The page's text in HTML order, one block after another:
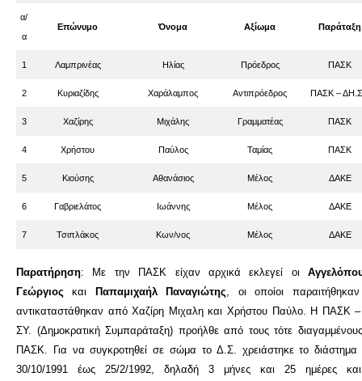
α/
α
Επώνυμο Όνομα Αξίωμα Παράταξη
1 Λαμπρινέας Ηλίας Πρόεδρος ΠΑΣΚ
2 Κυριαζίδης Χαράλαμπος Αντιπρόεδρος ΠΑΣΚ –
3 Χαζίρης Μιχάλης Γραμματέας ΠΑΣΚ
4 Χρήστου Παύλος Ταμίας ΠΑΣΚ
5 Κιούσης Αθανάσιος Μέλος ΔΑΚΕ
6 Γαβριελάτος Ιωάννης Μέλος ΔΑΚΕ
7 Τσιπλάκος Κων/νος Μέλος ΔΑΚΕ
Παρατήρηση: Με την ΠΑΣΚ είχαν αρχικά εκλεγεί οι
Γεώργιος και Παπαμιχαήλ Παναγιώτης, οι οποίοι
αντικαταστάθηκαν από Χαζίρη Μιχαλη και Χρήστου Παύλο. Η ΠΑΣΚ
ΣΥ. (Δημοκρατική Συμπαράταξη) προήλθε από τους τότε
ΠΑΣΚ. Για να συγκροτηθεί σε σώμα το Δ.Σ. χρειάστηκε το
30/10/1991 έως 25/2/1992, δηλαδή 3 μήνες και 25 ημέρες